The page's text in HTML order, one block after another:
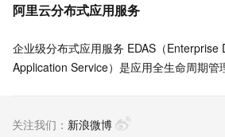
阿里云分布式应用服务
企业级分布式应用服务 EDAS（Enterprise
Application Service）是应用全生命周期管
的发布运行和服务治理 ，Java支持Spring
关注我们： 新浪微博